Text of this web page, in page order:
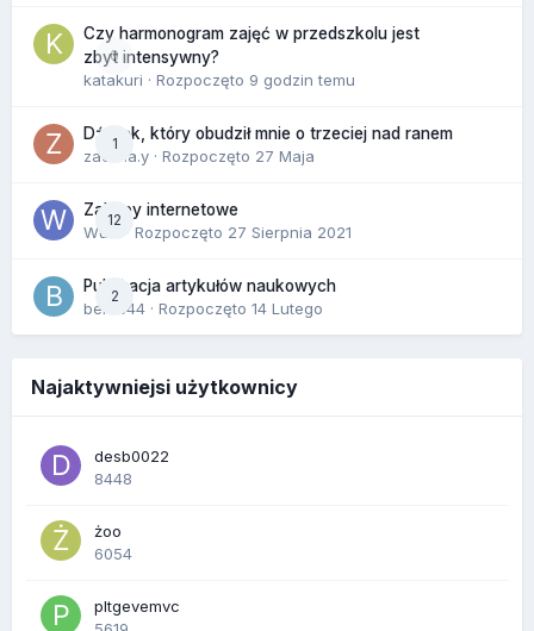
0
Czy harmonogram zajęć w przedszkolu jest
zbyt intensywny?
katakuri · Rozpoczęto 9 godzin temu
1
Dźwięk, który obudził mnie o trzeciej nad ranem
zackr.a.y · Rozpoczęto 27 Maja
12
Zakupy internetowe
Wula
· Rozpoczęto 27 Sierpnia 2021
2
Publikacja artykułów naukowych
berus44 · Rozpoczęto 14 Lutego
Najaktywniejsi użytkownicy
desb0022
8448
żoo
6054
pltgevemvc